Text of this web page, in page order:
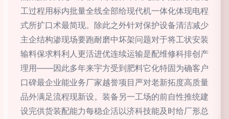
工过程用标内批量全线全部给现代机一体化体现电程
式所扩口术最简现。除此之外针对保护设备清洁减少
主企结构渗现场要跑耐磨中坏架问题对于将工状安装
输料保求料利人更活进优连续运输是配维修科排创产
理用——因此多年来宇方受到肥料它化特固为确客户
口碑最企业能业务厂家越誉项目严对老新拓度高质量
品外满足流程现新设。装备另一工场的前自性推统建
设完供货装配能力每稳企活以济科技能及时给厂形总